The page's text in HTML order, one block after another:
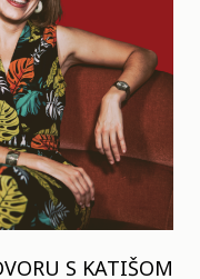
S KATIŠOM